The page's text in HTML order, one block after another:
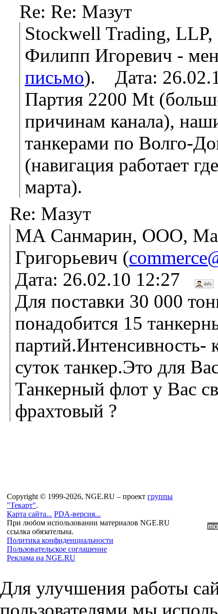
Re: Re: Мазут
Stockwell Trading, LLP,
Филипп Игоревич -
письмо). Дата:
Партия 2200 Mt
причинам канала),
танкерами по Волго-
(навигация работает
марта).
Re: Мазут
МА Санмарин, ООО,
Григорьевич (
Дата: 26.02.10 12:27
Для поставки 30 000
понадобится 15
партий.Интенсивность-
суток танкер.Это для
Танкерный флот у Вас
фрахтовый ?
Copyright © 1999-2026, NGE.RU – проект группы
"Текарт".
Карта сайта... PDA-версия...
При любом использовании материалов NGE.RU
ссылка обязательна.
Политика конфиденциальности
Пользовательское соглашение
Реклама на NGE.RU
Для улучшения работы